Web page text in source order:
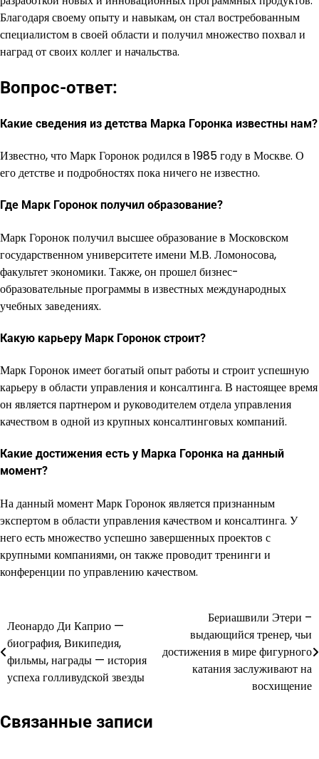
Благодаря своему опыту и навыкам, он стал востребованным
специалистом в своей области и получил множество похвал и
наград от своих коллег и начальства.
Вопрос-ответ:
Какие сведения из детства Марка Горонка известны нам?
Известно, что Марк Горонок родился в 1985 году в Москве. О
его детстве и подробностях пока ничего не известно.
Где Марк Горонок получил образование?
Марк Горонок получил высшее образование в Московском
государственном университете имени М.В. Ломоносова,
факультет экономики. Также, он прошел бизнес-
образовательные программы в известных международных
учебных заведениях.
Какую карьеру Марк Горонок строит?
Марк Горонок имеет богатый опыт работы и строит успешную
карьеру в области управления и консалтинга. В настоящее время
он является партнером и руководителем отдела управления
качеством в одной из крупных консалтинговых компаний.
Какие достижения есть у Марка Горонка на данный
момент?
На данный момент Марк Горонок является признанным
экспертом в области управления качеством и консалтинга. У
него есть множество успешно завершенных проектов с
крупными компаниями, он также проводит тренинги и
конференции по управлению качеством.
Навигация
по
записям
Леонардо Ди Каприо —
биография, Википедия,
фильмы, награды — история
успеха голливудской звезды
Бериашвили Этери –
выдающийся тренер, чьи
достижения в мире фигурного
катания заслуживают на
восхищение
Связанные записи